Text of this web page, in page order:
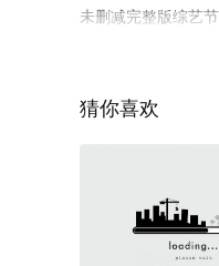
未删减完整版综艺
猜你喜欢